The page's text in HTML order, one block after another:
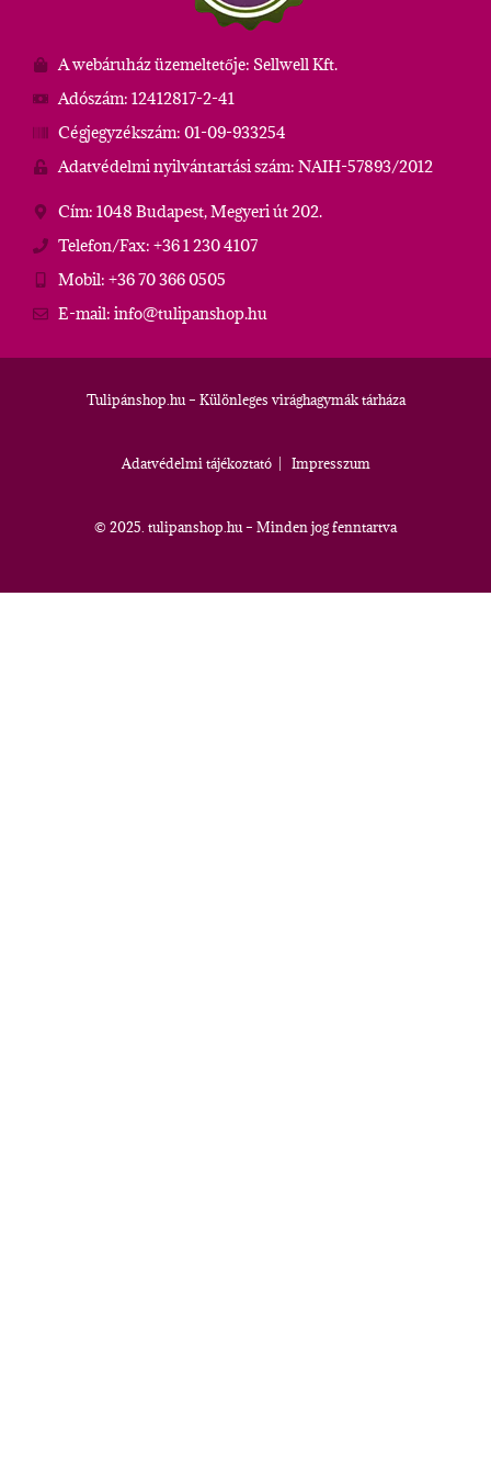
A webáruház üzemeltetője: Sellwell Kft.
Adószám: 12412817-2-41
Cégjegyzékszám: 01-09-933254
Adatvédelmi nyilvántartási szám: NAIH-57893/2012
Cím: 1048 Budapest, Megyeri út 202.
Telefon/Fax: +36 1 230 4107
Mobil: +36 70 366 0505
E-mail: info@tulipanshop.hu
Tulipánshop.hu – Különleges virághagymák tárháza
Adatvédelmi tájékoztató| Impresszum
© 2025. tulipanshop.hu – Minden jog fenntartva